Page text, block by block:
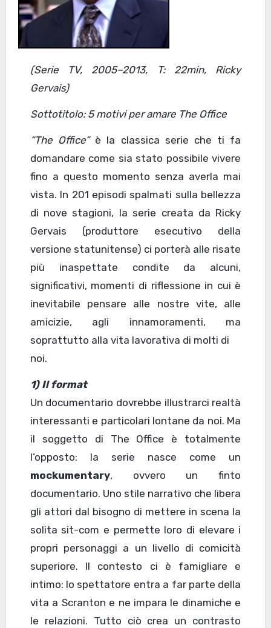
(Serie TV, 2005–2013, T: 22min, Ricky
Gervais)
Sottotitolo: 5 motivi per amare The Office
“The Office”è la classica serie che ti fa
domandare come sia stato possibile vivere
fino a questo momento senza averla mai
vista. In 201 episodi spalmati sulla bellezza
di nove stagioni, la serie creata da Ricky
Gervais (produttore esecutivo della
versione statunitense) ci porterà alle risate
più inaspettate condite da alcuni,
significativi, momenti di riflessione in cui è
inevitabile pensare alle nostre vite, alle
amicizie, agli innamoramenti, ma
soprattutto alla vita lavorativa di molti di
noi.
1) Il format
Un documentario dovrebbe illustrarci realtà
interessanti e particolari lontane da noi. Ma
il soggetto di The Office è totalmente
l’opposto: la serie nasce come un
mockumentary, ovvero un finto
documentario. Uno stile narrativo che libera
gli attori dal bisogno di mettere in scena la
solita sit-com e permette loro di elevare i
propri personaggi a un livello di comicità
superiore. Il contesto ci è famigliare e
intimo: lo spettatore entra a far parte della
vita a Scranton e ne impara le dinamiche e
le relazioni. Tutto ciò crea un contrasto